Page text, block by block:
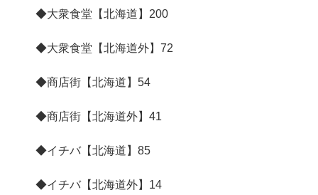
◆大衆食堂【北海道】 200
◆大衆食堂【北海道外】 72
◆商店街【北海道】 54
◆商店街【北海道外】 41
◆イチバ【北海道】 85
◆イチバ【北海道外】 14